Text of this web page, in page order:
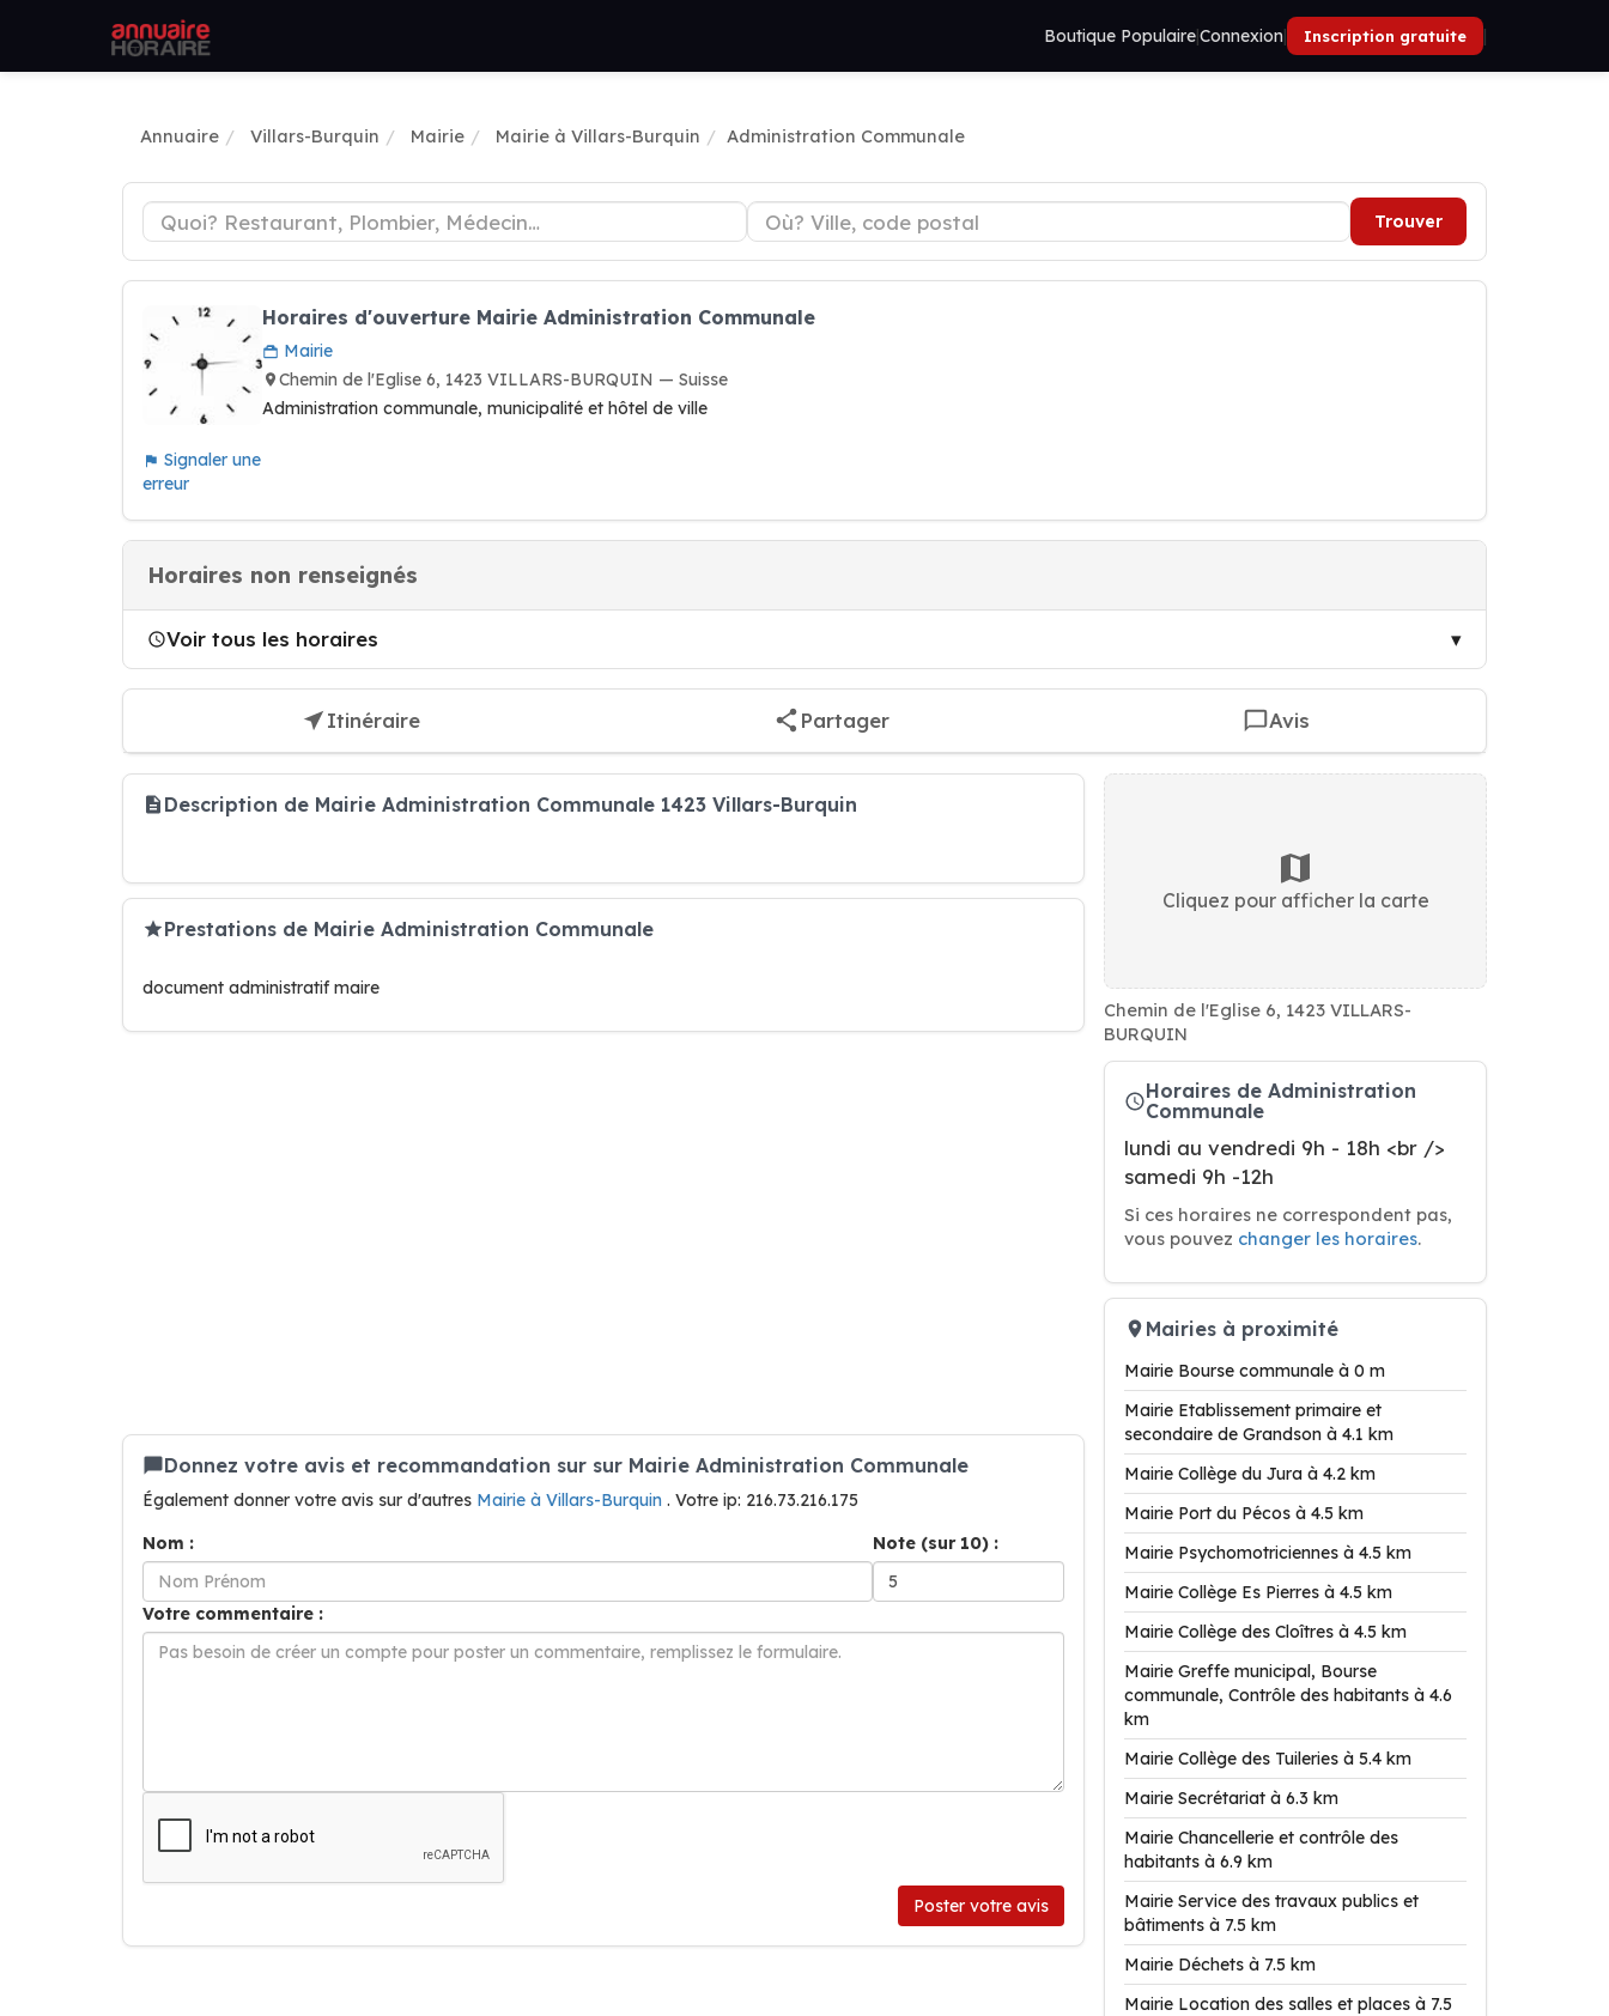
Boutique Populaire|Connexion| Inscription gratuite |
Annuaire Villars-Burquin Mairie Mairie à Villars-Burquin Administration Communale
Trouver
Signaler une
erreur
Horaires d'ouverture Mairie Administration Communale
Mairie
Chemin de l'Eglise 6, 1423 VILLARS-BURQUIN — Suisse
Administration communale, municipalité et hôtel de ville
Horaires non renseignés
Voir tous les horaires
Itinéraire Partager Avis
Description de Mairie Administration Communale 1423 Villars-Burquin
Prestations de Mairie Administration Communale
document administratif maire
Donnez votre avis et recommandation sur sur Mairie Administration Communale
Également donner votre avis sur d'autres Mairie à Villars-Burquin . Votre ip: 216.73.216.175
Nom :
Note (sur 10) :
Votre commentaire :
Poster votre avis
Cliquez pour afficher la carte
Chemin de l'Eglise 6, 1423 VILLARS-
BURQUIN
Horaires de Administration
Communale
lundi au vendredi 9h - 18h <br />
samedi 9h -12h
Si ces horaires ne correspondent pas,
vous pouvez changer les horaires.
Mairies à proximité
Mairie Bourse communale à 0 m
Mairie Etablissement primaire et
secondaire de Grandson à 4.1 km
Mairie Collège du Jura à 4.2 km
Mairie Port du Pécos à 4.5 km
Mairie Psychomotriciennes à 4.5 km
Mairie Collège Es Pierres à 4.5 km
Mairie Collège des Cloîtres à 4.5 km
Mairie Greffe municipal, Bourse
communale, Contrôle des habitants à 4.6
km
Mairie Collège des Tuileries à 5.4 km
Mairie Secrétariat à 6.3 km
Mairie Chancellerie et contrôle des
habitants à 6.9 km
Mairie Service des travaux publics et
bâtiments à 7.5 km
Mairie Déchets à 7.5 km
Mairie Location des salles et places à 7.5